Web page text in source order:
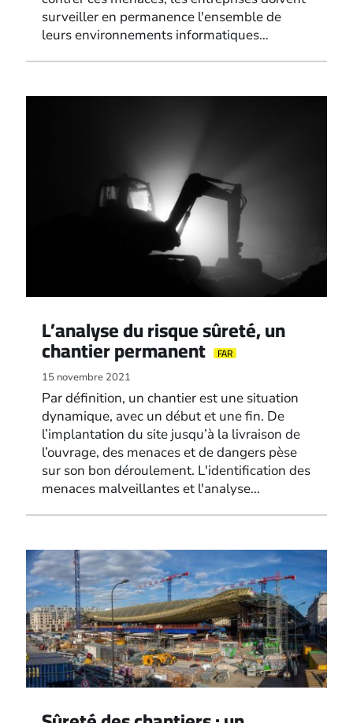
surveiller en permanence l'ensemble de
leurs environnements informatiques…
L’analyse du risque sûreté, un
chantier permanent FAR
15 novembre 2021
Par définition, un chantier est une situation
dynamique, avec un début et une fin. De
l’implantation du site jusqu’à la livraison de
l’ouvrage, des menaces et de dangers pèse
sur son bon déroulement. L'identification des
menaces malveillantes et l'analyse…